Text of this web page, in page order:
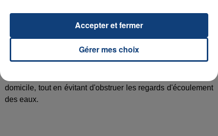
- Facilitez le passage des engins de dégagement des routes
et autoroutes, en particulier en stationnant votre véhicule en
dehors des voies de circulation.
- Protégez-vous des chutes et protégez les autres en
domicile, tout en évitant d'obstruer les regards d'écoulement
des eaux.
Gérer mes choix
Accepter et fermer